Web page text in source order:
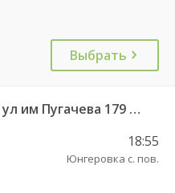
Выбрать
Саратов АВ Центральный ул им Пугачева 179 А — Балашов (Привокзальная площадь 7) 603-1
18:55
Юнгеровка с. пов.